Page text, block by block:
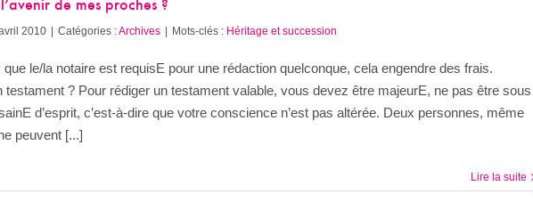
de mes proches ?
2010 | Catégories :Archives | Mots-clés : Héritage et succession
le/la notaire est requisE pour une rédaction quelconque, cela engendre des frais.
testament ? Pour rédiger un testament valable, vous devez être majeurE, ne pas être sous
d’esprit, c’est-à-dire que votre conscience n’est pas altérée. Deux personnes, même
peuvent [...]
Lire la suite